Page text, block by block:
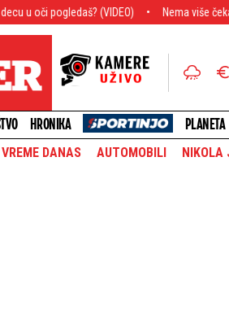
(VIDEO) Nema više čekanja, sada je i
HRONIKA PLANETA
VREME DANAS AUTOMOBILI NIKOLA